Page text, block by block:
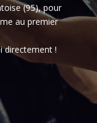
(95), pour
au premier
directement !